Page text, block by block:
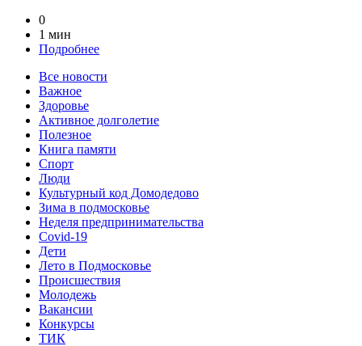
0
1 мин
Подробнее
Все новости
Важное
Здоровье
Активное долголетие
Полезное
Книга памяти
Спорт
Люди
Культурный код Домодедово
Зима в подмосковье
Неделя предпринимательства
Covid-19
Дети
Лето в Подмосковье
Происшествия
Молодежь
Вакансии
Конкурсы
ТИК